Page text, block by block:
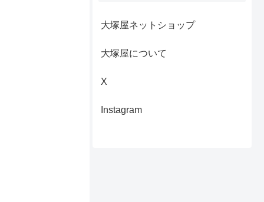
大塚屋ネットショップ
大塚屋について
X
Instagram